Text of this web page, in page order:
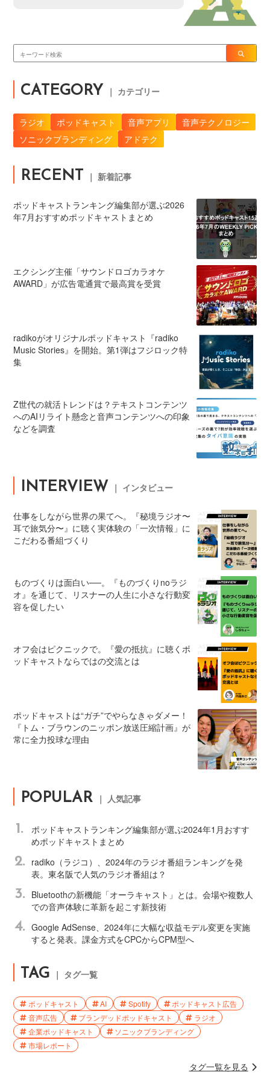
CATEGORY ｜ カテゴリー
ラジオ ポッドキャスト 音声アプリ
音声テクノロジー
ソニックブランディング
アドテク
RECENT ｜ 新着記事
ポッドキャストランキング編集部が選ぶ2026
年7月おすすめポッドキャストまとめ
エクシング主催「サウンドロゴカラオケ
AWARD」が広告電通賞で最高賞を受賞
radikoがオリジナルポッドキャスト『radiko
Music Stories』を開始。第1弾はフジロック特
集
Z世代の就活トレンドは？テキストコンテンツ
へのAIリライト懸念と音声コンテンツへの印象
などを調査
INTERVIEW ｜ インタビュー
仕事をしながら世界の果てへ。『秘境ラジオ〜
耳で旅気分〜』に聴く実体験の「一次情報」に
こだわる番組づくり
ものづくりは面白い──。『ものづくりnoラジ
オ』を通じて、リスナーの人生に小さな行動変
容を促したい
オフ会はピクニックで。『愛の抵抗』に聴くポ
ッドキャストならではの交流とは
ポッドキャストは“ガチ”でやらなきゃダメー！
『トム・ブラウンのニッポン放送圧縮計画』が
常に全力投球な理由
POPULAR ｜ 人気記事
1.
ポッドキャストランキング編集部が選ぶ2024年1月おすす
めポッドキャストまとめ
2.
radiko（ラジコ）、2024年のラジオ番組ランキングを発
表。東名阪で人気のラジオ番組は？
3.
Bluetoothの新機能「オーラキャスト」とは。会場や複数人
での音声体験に革新を起こす新技術
4. Google AdSense、2024年に大幅な収益モデル変更を実施
すると発表。課金方式をCPCからCPM型へ
TAG ｜ タグ一覧
ポッドキャスト AI Spotify
ポッドキャスト広告
音声広告
ブランデッドポッドキャスト
ラジオ
企業ポッドキャスト
ソニックブランディング
市場レポート
タグ一覧を見る